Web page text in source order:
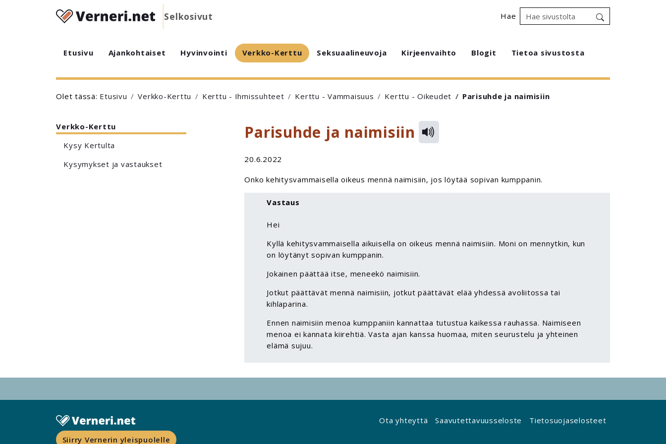
Selkosivut Hae
Etusivu Ajankohtaiset Hyvinvointi Verkko-Kerttu Seksuaalineuvoja Kirjeenvaihto Blogit Tietoa sivustosta
Olet tässä: Etusivu Verkko-Kerttu Kerttu - Ihmissuhteet Kerttu - Vammaisuus Kerttu - Oikeudet Parisuhde ja naimisiin
Verkko-Kerttu
Kysy Kertulta
Kysymykset ja vastaukset
Parisuhde ja naimisiin
20.6.2022
Onko kehitysvammaisella oikeus mennä naimisiin, jos löytää sopivan kumppanin.
Vastaus
Hei
Kyllä kehitysvammaisella aikuisella on oikeus mennä naimisiin. Moni on mennytkin, kun
on löytänyt sopivan kumppanin.
Jokainen päättää itse, meneekö naimisiin.
Jotkut päättävät mennä naimisiin, jotkut päättävät elää yhdessä avoliitossa tai
kihlaparina.
Ennen naimisiin menoa kumppaniin kannattaa tutustua kaikessa rauhassa. Naimiseen
menoa ei kannata kiirehtiä. Vasta ajan kanssa huomaa, miten seurustelu ja yhteinen
elämä sujuu.
Siirry Vernerin yleispuolelle
Ota yhteyttä Saavutettavuusseloste Tietosuojaselosteet